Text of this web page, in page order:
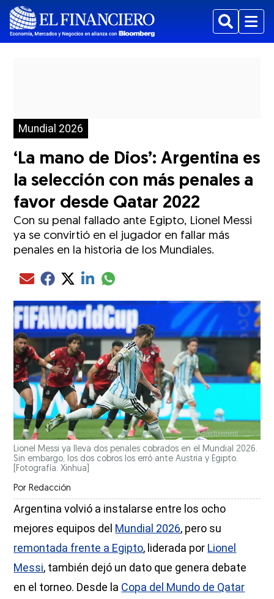
BuscarMenu
Mundial 2026
‘La mano de Dios’: Argentina es
la selección con más penales a
favor desde Qatar 2022
Con su penal fallado ante Egipto, Lionel Messi
ya se convirtió en el jugador en fallar más
penales en la historia de los Mundiales.
Compartir el artículo actual mediante Email
Compartir el artículo actual mediante Facebook
Compartir el artículo actual mediante Twitter
Compartir el artículo actual mediante LinkedIn
Compartir el artículo actual mediante
Lionel Messi ya lleva dos penales cobrados en el Mundial 2026.
Sin embargo, los dos cobros los erró ante Austria y Egipto.
[Fotografía. Xinhua]
Por Redacción
Argentina volvió a instalarse entre los ocho
mejores equipos del Mundial 2026, pero su
remontada frente a Egipto, liderada por Lionel
Messi, también dejó un dato que genera debate
en el torneo. Desde la Copa del Mundo de Qatar